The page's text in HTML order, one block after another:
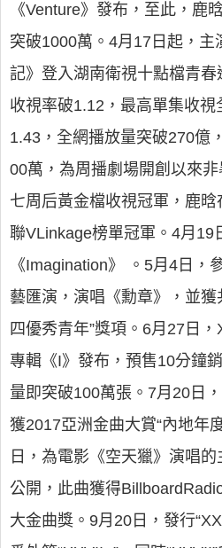
《Venture》發布，至此，鹿
突破1000萬。4月17日起，主
記》登入湖南衛視十點檔青
收視率破1.12，最高單集收
1.43，全網播放量突破270億
00萬，為周播劇場開創以來
七周后黃金檔收視冠軍，鹿
聯VLinkage榜單冠軍。4月19
《Imagination》 。5月4日，
藝匯演，演唱《勳章》，並獲
四優秀青年”獎項。6月27日
專輯《I》發布，預售10分鐘
量即突破100萬張。7月20日
獲2017亞洲金曲大賞“內地年
日，為電影《空天獵》演唱的
公開，此曲獲得
大金曲獎。9月20日，發行